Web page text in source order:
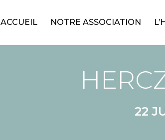
ACCUEIL NOTRE ASSOCIATION
22